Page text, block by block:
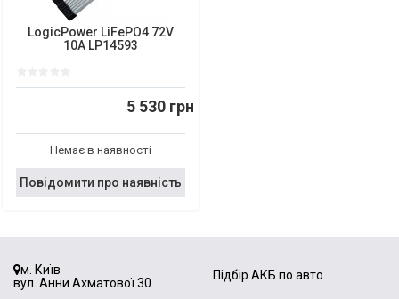
LogicPower LiFePO4 72V
10A LP14593
5 530 грн
Немає в наявності
Повідомити про наявність
м. Київ
вул. Анни Ахматової 30
Підбір АКБ по авто